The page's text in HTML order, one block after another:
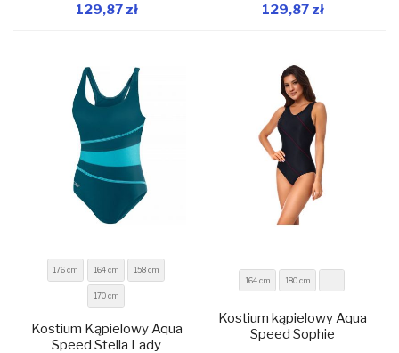
129,87 zł
129,87 zł
176 cm 164 cm 158 cm
170 cm
Kostium Kąpielowy Aqua
Speed Stella Lady
164 cm 180 cm
Kostium kąpielowy Aqua
Speed Sophie